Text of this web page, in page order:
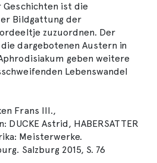
Geschichten ist die
Bildgattung der
zuzuordnen. Der
dargebotenen Austern in
geben weitere
Lebenswandel
Frans III.,
DUCKE Astrid, HABERSATTER
Meisterwerke.
Salzburg 2015, S. 76